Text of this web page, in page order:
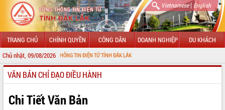
Vietnamese| English
TRANG CHỦ CHÍNH QUYỀN CÔNG DÂN DOANH NGHIỆP DU KHÁCH
Chủ nhật, 09/08/2026
VỚI CỔNG THÔNG TIN ĐIỆN TỬ TỈNH ĐẮK LẮK
GIỚI THIỆU
LÃNH ĐẠO UBND TỈNH
VĂN BẢN CHỈ ĐẠO ĐIỀU HÀNH
Chi Tiết Văn Bản